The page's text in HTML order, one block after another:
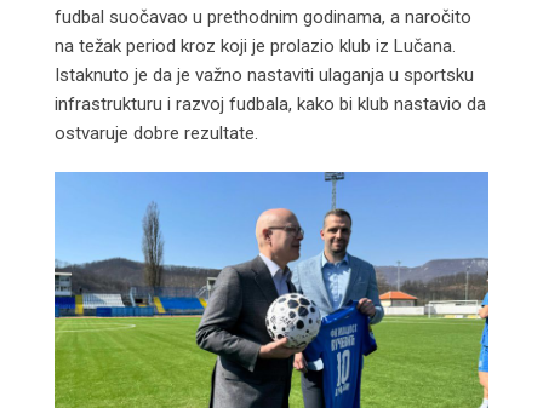
fudbal suočavao u prethodnim godinama, a naročito
na težak period kroz koji je prolazio klub iz Lučana.
Istaknuto je da je važno nastaviti ulaganja u sportsku
infrastrukturu i razvoj fudbala, kako bi klub nastavio da
ostvaruje dobre rezultate.